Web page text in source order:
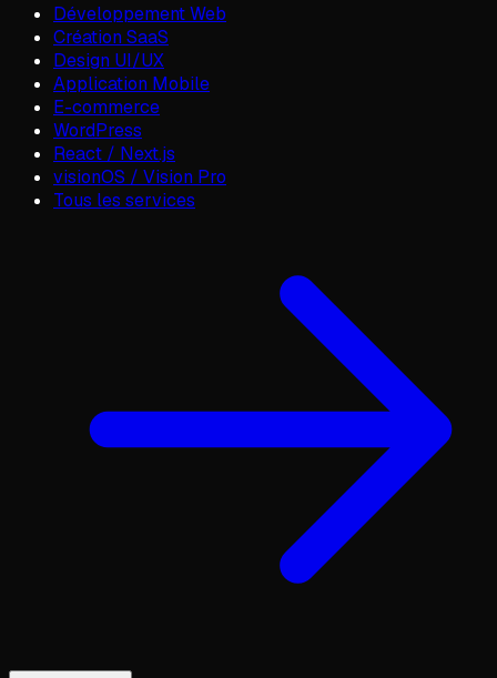
Développement Web
Création SaaS
Design UI/UX
Application Mobile
E-commerce
WordPress
React / Next.js
visionOS / Vision Pro
Tous les services